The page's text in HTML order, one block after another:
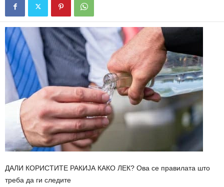
ДАЛИ КОРИСТИТЕ РАКИЈА КАКО ЛЕК? Ова се правилата што
треба да ги следите